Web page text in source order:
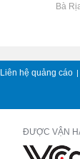
Rao vặt tại Bà
Liên hệ quảng cáo |
ĐƯỢC VẬN